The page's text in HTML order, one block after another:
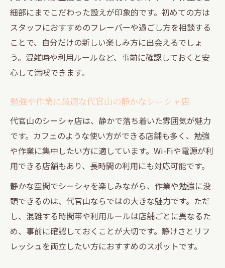
細部にまでこだわった設えが印象的です。初めての方は
スタッフにおすすめのフレーバーや過ごし方を相談する
ことで、自分だけの新しい楽しみ方に出会えるでしょ
う。混雑時や利用ルールなど、事前に確認しておくと安
心して満喫できます。
勉強や作業に最適な代官山の静かなシーシャ店
代官山のシーシャ店は、静かで落ち着いた雰囲気が魅力
です。カフェのような使い方ができる店舗も多く、勉強
や作業に集中したい方に適しています。Wi-Fiや電源が利
用できる店舗もあり、長時間の利用にも対応可能です。
静かな空間でシーシャを楽しみながら、作業や勉強に没
頭できるのは、代官山ならではの大きな魅力です。ただ
し、混雑する時間帯や利用ルールは店舗ごとに異なるた
め、事前に確認しておくことが大切です。静けさとリフ
レッシュを両立したい方におすすめのスポットです。